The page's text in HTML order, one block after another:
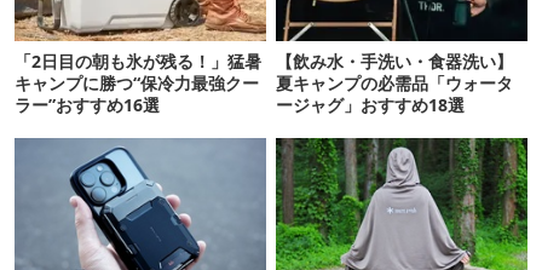
「2日目の朝も氷が残る！」猛暑
キャンプに勝つ“保冷力最強クー
ラー”おすすめ16選
【飲み水・手洗い・食器洗い】
夏キャンプの必需品「ウォータ
ージャグ」おすすめ18選